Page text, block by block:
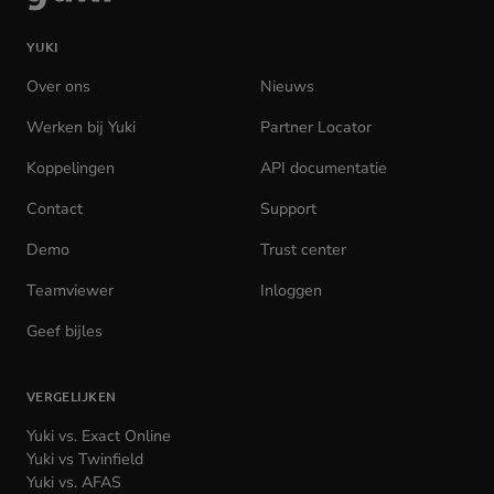
homepage
YUKI
Over ons
Nieuws
Werken bij Yuki
Partner Locator
Koppelingen
API documentatie
Contact
Support
Demo
Trust center
Teamviewer
Inloggen
Geef bijles
VERGELIJKEN
Yuki vs. Exact Online
Yuki vs Twinfield
Yuki vs. AFAS